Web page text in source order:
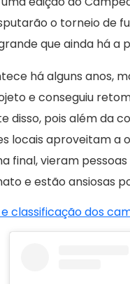
o torneio
que ainda há a
há alguns anos,
e conseguiu
disso, pois além da
locais aproveitam a
final, vieram
e estão ansiosas
classificação dos